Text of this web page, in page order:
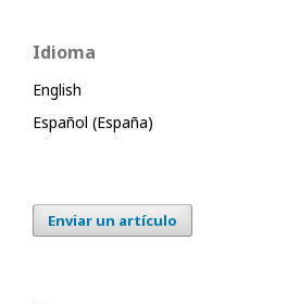
Idioma
English
Español (España)
Enviar un artículo